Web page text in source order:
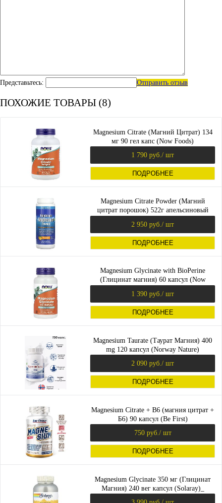
Представьтесь: Отправить отзыв
ПОХОЖИЕ ТОВАРЫ (8)
Magnesium Citrate (Магний Цитрат) 134
мг 90 гел капс (Now Foods)
1 790 руб. / шт
ПОДРОБНЕЕ
Magnesium Citrate Powder (Магний
цитрат порошок) 522г апельсиновый
2 950 руб. / шт
ПОДРОБНЕЕ
Magnesium Glycinate with BioPerine
(Глицинат магния) 60 капсул (Now
1 390 руб. / шт
ПОДРОБНЕЕ
Magnesium Taurate (Таурат Магния) 400
mg 120 капсул (Norway Nature)
2 090 руб. / шт
ПОДРОБНЕЕ
Magnesium Citrate + B6 (магния цитрат +
Б6) 90 капсул (Be First)
750 руб. / шт
ПОДРОБНЕЕ
Magnesium Glycinate 350 мг (Глицинат
Магния) 240 вег капсул (Solaray)_